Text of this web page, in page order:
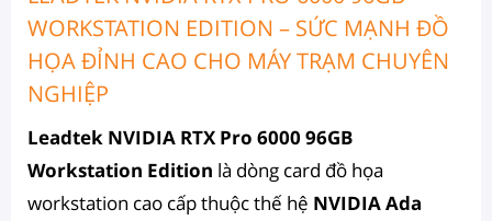
WORKSTATION EDITION – SỨC MẠNH ĐỒ
HỌA ĐỈNH CAO CHO MÁY TRẠM CHUYÊN
NGHIỆP
Leadtek NVIDIA RTX Pro 6000 96GB
Workstation Edition là dòng card đồ họa
workstation cao cấp thuộc thế hệ NVIDIA Ada